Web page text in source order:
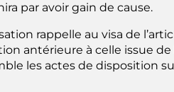
par avoir gain de cause.
rappelle au visa de
antérieure à celle issue
les actes de disposition